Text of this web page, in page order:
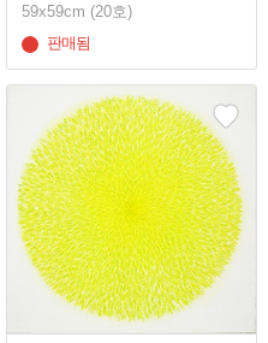
59x59cm (20호)
판매됨